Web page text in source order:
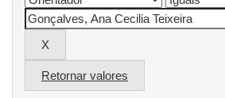
Retornar valores